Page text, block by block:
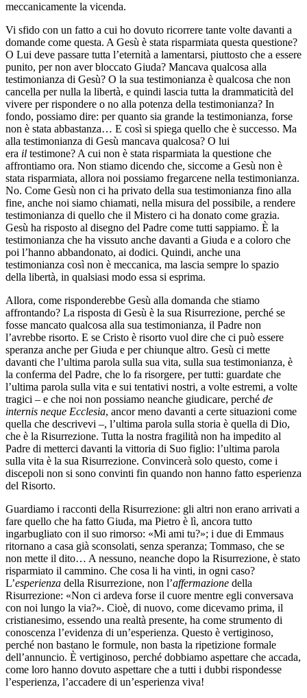
meccanicamente la vicenda.
Vi sfido con un fatto a cui ho dovuto ricorrere tante volte davanti a
domande come questa. A Gesù è stata risparmiata questa questione?
O Lui deve passare tutta l’eternità a lamentarsi, piuttosto che a essere
punito, per non aver bloccato Giuda? Mancava qualcosa alla
testimonianza di Gesù? O la sua testimonianza è qualcosa che non
cancella per nulla la libertà, e quindi lascia tutta la drammaticità del
vivere per rispondere o no alla potenza della testimonianza? In
fondo, possiamo dire: per quanto sia grande la testimonianza, forse
non è stata abbastanza… E così si spiega quello che è successo. Ma
alla testimonianza di Gesù mancava qualcosa? O lui
era il testimone? A cui non è stata risparmiata la questione che
affrontiamo ora. Non stiamo dicendo che, siccome a Gesù non è
stata risparmiata, allora noi possiamo fregarcene nella testimonianza.
No. Come Gesù non ci ha privato della sua testimonianza fino alla
fine, anche noi siamo chiamati, nella misura del possibile, a rendere
testimonianza di quello che il Mistero ci ha donato come grazia.
Gesù ha risposto al disegno del Padre come tutti sappiamo. È la
testimonianza che ha vissuto anche davanti a Giuda e a coloro che
poi l’hanno abbandonato, ai dodici. Quindi, anche una
testimonianza così non è meccanica, ma lascia sempre lo spazio
della libertà, in qualsiasi modo essa si esprima.
Allora, come risponderebbe Gesù alla domanda che stiamo
affrontando? La risposta di Gesù è la sua Risurrezione, perché se
fosse mancato qualcosa alla sua testimonianza, il Padre non
l’avrebbe risorto. E se Cristo è risorto vuol dire che ci può essere
speranza anche per Giuda e per chiunque altro. Gesù ci mette
davanti che l’ultima parola sulla sua vita, sulla sua testimonianza, è
la conferma del Padre, che lo fa risorgere, per tutti: guardate che
l’ultima parola sulla vita e sui tentativi nostri, a volte estremi, a volte
tragici – e che noi non possiamo neanche giudicare, perché de
internis neque Ecclesia, ancor meno davanti a certe situazioni come
quella che descrivevi –, l’ultima parola sulla storia è quella di Dio,
che è la Risurrezione. Tutta la nostra fragilità non ha impedito al
Padre di metterci davanti la vittoria di Suo figlio: l’ultima parola
sulla vita è la sua Risurrezione. Convincerà solo questo, come i
discepoli non si sono convinti fin quando non hanno fatto esperienza
del Risorto.
Guardiamo i racconti della Risurrezione: gli altri non erano arrivati a
fare quello che ha fatto Giuda, ma Pietro è lì, ancora tutto
ingarbugliato con il suo rimorso: «Mi ami tu?»; i due di Emmaus
ritornano a casa già sconsolati, senza speranza; Tommaso, che se
non mette il dito… A nessuno, neanche dopo la Risurrezione, è stato
risparmiato il cammino. Che cosa li ha vinti, in ogni caso?
L’esperienza della Risurrezione, non l’affermazione della
Risurrezione: «Non ci ardeva forse il cuore mentre egli conversava
con noi lungo la via?». Cioè, di nuovo, come dicevamo prima, il
cristianesimo, essendo una realtà presente, ha come strumento di
conoscenza l’evidenza di un’esperienza. Questo è vertiginoso,
perché non bastano le formule, non basta la ripetizione formale
dell’annuncio. È vertiginoso, perché dobbiamo aspettare che accada,
come loro hanno dovuto aspettare che a tutti i dubbi rispondesse
l’esperienza, l’accadere di un’esperienza viva!